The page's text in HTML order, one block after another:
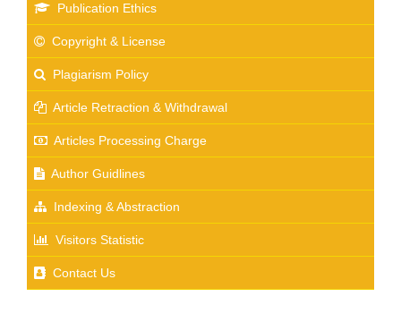
Publication Ethics
Copyright & License
Plagiarism Policy
Article Retraction & Withdrawal
Articles Processing Charge
Author Guidlines
Indexing & Abstraction
Visitors Statistic
Contact Us